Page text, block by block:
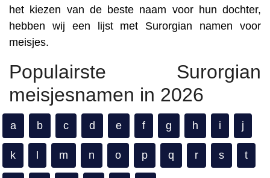
het kiezen van de beste naam voor hun dochter,
hebben wij een lijst met Surorgian namen voor
meisjes.
Populairste Surorgian
meisjesnamen in 2026
a b c d e f g h i j
k m n o p q r s t